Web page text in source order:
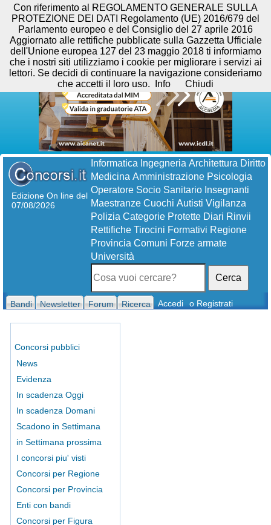
Edizione On line del
07/08/2026
Informatica Ingegneria Architettura Diritto
Medicina Amministrazione Psicologia
Operatore Socio Sanitario Insegnanti
Maestranze Cuochi Autisti Vigilanza
Polizia Categorie Protette Diari Rinvii
Rettifiche Tirocini Formativi Regione
Provincia Comuni Forze armate
Università
Cerca
Bandi Newsletter Forum Ricerca Accedi o Registrati
Concorsi pubblici
News
Evidenza
In scadenza Oggi
In scadenza Domani
Scadono in Settimana
in Settimana prossima
I concorsi piu' visti
Concorsi per Regione
Concorsi per Provincia
Enti con bandi
Concorsi per Figura
Con riferimento al REGOLAMENTO GENERALE SULLA
PROTEZIONE DEI DATI Regolamento (UE) 2016/679 del
Parlamento europeo e del Consiglio del 27 aprile 2016
Aggiornato alle rettifiche pubblicate sulla Gazzetta Ufficiale
dell'Unione europea 127 del 23 maggio 2018 ti informiamo
che i nostri siti utilizziamo i cookie per migliorare i servizi ai
lettori. Se decidi di continuare la navigazione consideriamo
che accetti il loro uso.
Info Chiudi